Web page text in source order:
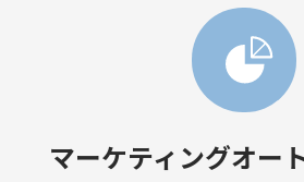
マーケティングオー